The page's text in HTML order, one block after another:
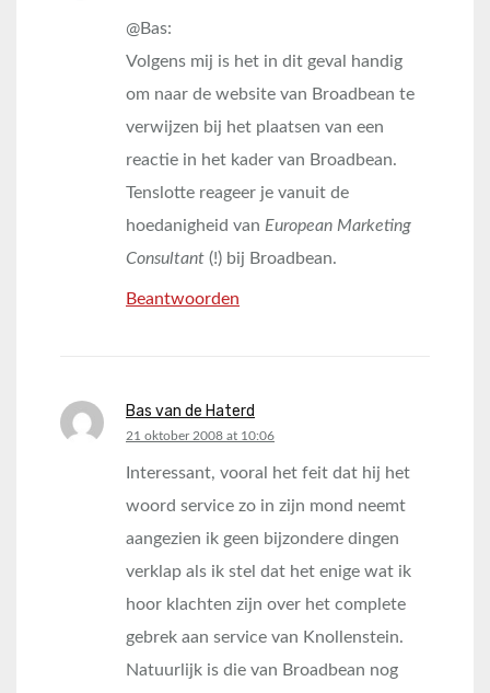
@Bas:
Volgens mij is het in dit geval handig
om naar de website van Broadbean te
verwijzen bij het plaatsen van een
reactie in het kader van Broadbean.
Tenslotte reageer je vanuit de
hoedanigheid van European Marketing
Consultant (!) bij Broadbean.
Beantwoorden
Bas van de Haterd
says:
21 oktober 2008 at 10:06
Interessant, vooral het feit dat hij het
woord service zo in zijn mond neemt
aangezien ik geen bijzondere dingen
verklap als ik stel dat het enige wat ik
hoor klachten zijn over het complete
gebrek aan service van Knollenstein.
Natuurlijk is die van Broadbean nog